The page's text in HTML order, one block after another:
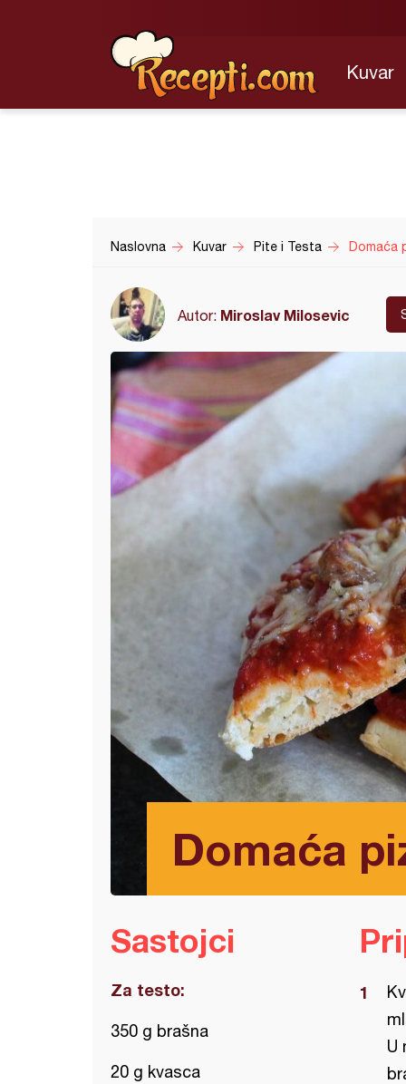
Kuvar
Naslovna Kuvar Pite i Testa Domaća
Autor: Miroslav Milosevic
Domaća
Sastojci
Za testo:
350 g brašna
20 g kvasca
U